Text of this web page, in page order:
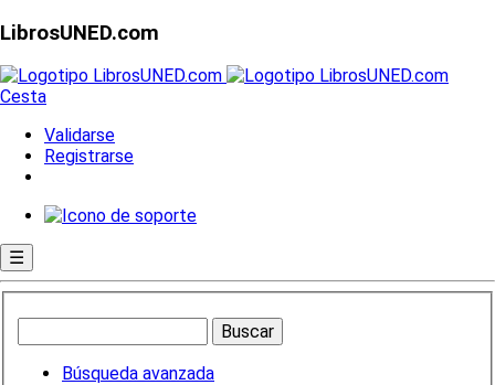
LibrosUNED.com
Cesta
Validarse
Registrarse
☰
Búsqueda avanzada